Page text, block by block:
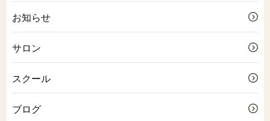
お知らせ
サロン
スクール
ブログ